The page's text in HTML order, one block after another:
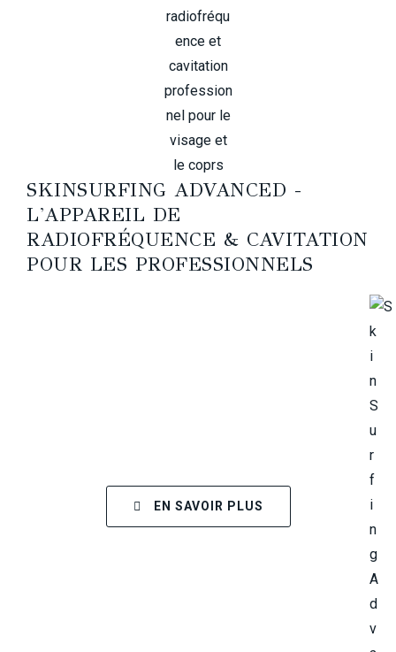
SKINSURFING ADVANCED -
L'APPAREIL DE
RADIOFRÉQUENCE & CAVITATION
POUR LES PROFESSIONNELS
EN SAVOIR PLUS